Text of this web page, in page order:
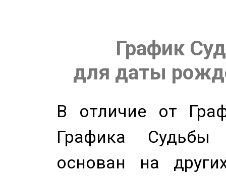
График
для даты
В отличие от
Графика
основан на